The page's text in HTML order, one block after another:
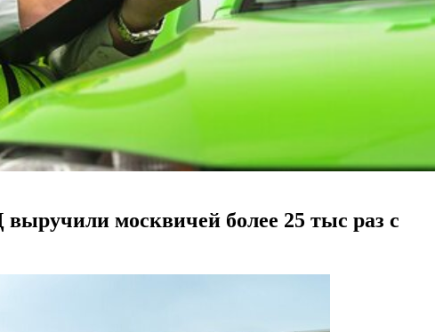
москвичей более 25 тыс раз с